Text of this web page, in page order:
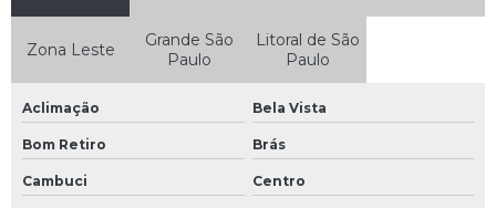
Reforma de quiosque de shopping
Reforma em restaurante
Reforma empresarial
Reforma fachada loja
Zona Leste
Grande São
Paulo
Litoral de São
Paulo
Aclimação Bela Vista
Bom Retiro Brás
Cambuci Centro